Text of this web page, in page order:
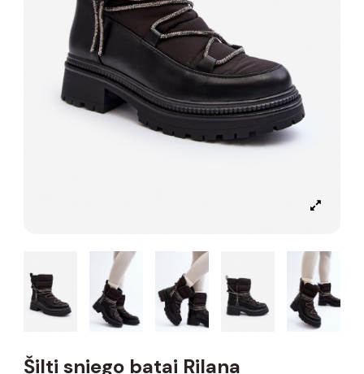
Šilti sniego batai Rilana